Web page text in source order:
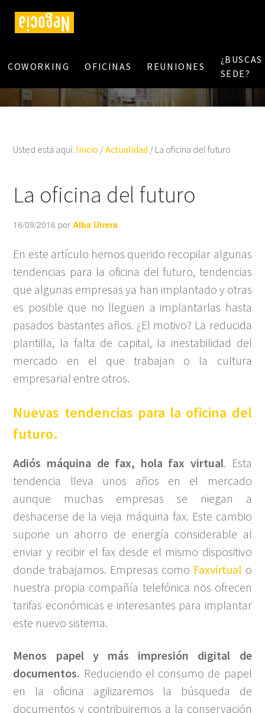
COWORKING OFICINAS REUNIONES
¿BUSCAS
SEDE?
Usted está aquí: Inicio /Actualidad / La oficina del futuro
La oficina del futuro
16/09/2016 porAlba Utrera
En este artículo hemos querido recopilar algunas
tendencias para la oficina del futuro, tendencias
que algunas empresas ya han implantado y otras
es posible que no lleguen a implantarlas hasta
pasados bastantes años. ¿El motivo? La reducida
plantilla, la falta de capital, la inestabilidad del
mercado en el que trabajan o la cultura
empresarial entre otros.
Nuevas tendencias para la oficina del
futuro.
Adiós máquina de fax, hola fax virtual. Esta
tendencia lleva unos años en el mercado
aunque muchas empresas se niegan a
deshacerse de la vieja máquina fax. Este cambio
supone un ahorro de energía considerable al
enviar y recibir el fax desde el mismo dispositivo
donde trabajamos. Empresas como Faxvirtual o
nuestra propia compañía telefónica nos ofrecen
tarifas económicas e interesantes para implantar
este nuevo sistema.
Menos papel y más impresión digital de
documentos. Reduciendo el consumo de papel
en la oficina agilizaremos la búsqueda de
documentos y contribuiremos a la conservación